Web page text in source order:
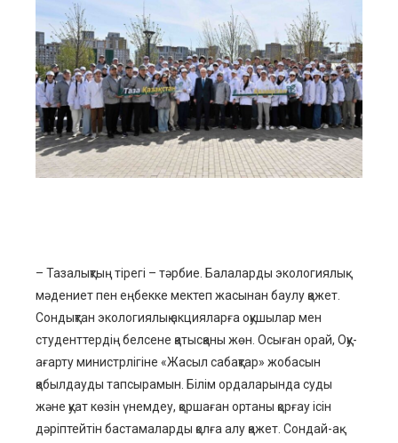
– Тазалықтың тірегі – тәрбие. Балаларды экологиялық
мәдениет пен еңбекке мектеп жасынан баулу қажет.
Сондықтан экологиялық акцияларға оқушылар мен
студенттердің белсене қатысқаны жөн. Осыған орай, Оқу-
ағарту министрлігіне «Жасыл сабақтар» жобасын
қабылдауды тапсырамын. Білім ордаларында суды
және қуат көзін үнемдеу, қоршаған ортаны қорғау ісін
дәріптейтін бастамаларды қолға алу қажет. Сондай-ақ